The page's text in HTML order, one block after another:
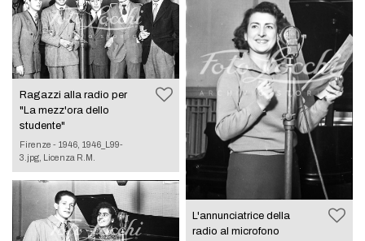
Ragazzi alla radio per
"La mezz'ora dello
studente"
Firenze - 1946, 1946_L99-
3.jpg, Licenza R.M.
L'annunciatrice della
radio al microfono